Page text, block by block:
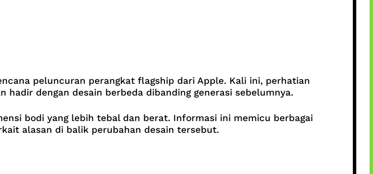
peluncuran perangkat flagship dari Apple. Kali ini, perhatian
dengan desain berbeda dibanding generasi sebelumnya.
bodi yang lebih tebal dan berat. Informasi ini memicu berbagai
alasan di balik perubahan desain tersebut.